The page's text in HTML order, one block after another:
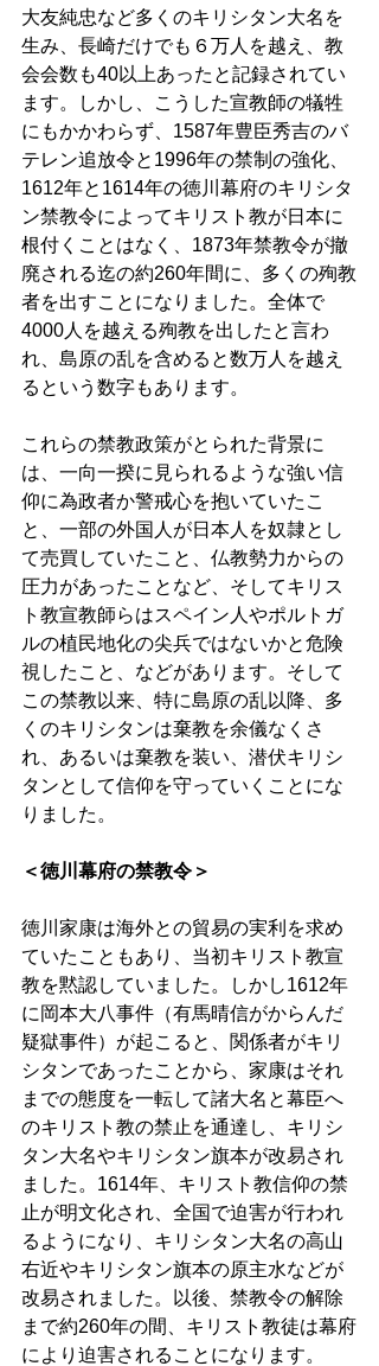
大友純忠など多くのキリシタン大名を
生み、長崎だけでも６万人を越え、教
会会数も40以上あったと記録されてい
ます。しかし、こうした宣教師の犠牲
にもかかわらず、1587年豊臣秀吉のバ
テレン追放令と1996年の禁制の強化、
1612年と1614年の徳川幕府のキリシタ
ン禁教令によってキリスト教が日本に
根付くことはなく、1873年禁教令が撤
廃される迄の約260年間に、多くの殉教
者を出すことになりました。全体で
4000人を越える殉教を出したと言わ
れ、島原の乱を含めると数万人を越え
るという数字もあります。
これらの禁教政策がとられた背景に
は、一向一揆に見られるような強い信
仰に為政者か警戒心を抱いていたこ
と、一部の外国人が日本人を奴隷とし
て売買していたこと、仏教勢力からの
圧力があったことなど、そしてキリス
ト教宣教師らはスペイン人やポルトガ
ルの植民地化の尖兵ではないかと危険
視したこと、などがあります。そして
この禁教以来、特に島原の乱以降、多
くのキリシタンは棄教を余儀なくさ
れ、あるいは棄教を装い、潜伏キリシ
タンとして信仰を守っていくことにな
りました。
＜徳川幕府の禁教令＞
徳川家康は海外との貿易の実利を求め
ていたこともあり、当初キリスト教宣
教を黙認していました。しかし1612年
に岡本大八事件（有馬晴信がからんだ
疑獄事件）が起こると、関係者がキリ
シタンであったことから、家康はそれ
までの態度を一転して諸大名と幕臣へ
のキリスト教の禁止を通達し、キリシ
タン大名やキリシタン旗本が改易され
ました。1614年、キリスト教信仰の禁
止が明文化され、全国で迫害が行われ
るようになり、キリシタン大名の高山
右近やキリシタン旗本の原主水などが
改易されました。以後、禁教令の解除
まで約260年の間、キリスト教徒は幕府
により迫害されることになります。